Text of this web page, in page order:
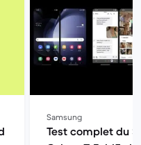
Samsung
Test complet du